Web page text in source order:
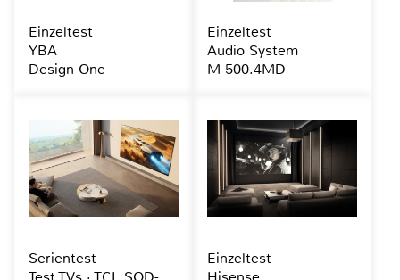
Einzeltest
YBA
Design One
Einzeltest
Audio System
M-500.4MD
Serientest
Einzeltest